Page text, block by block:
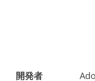
開発者